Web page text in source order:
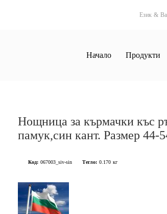
Език &
Начало Продукти
Нощница за кърмачки къс
памук,син кант. Размер 44-
Код: 067003_siv-sin Тегло: 0.170 кг